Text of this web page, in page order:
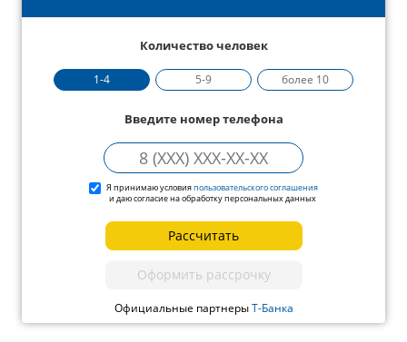
Количество человек
1-4 5-9 более 10
Введите номер телефона
Я принимаю условияпользовательского соглашения
и даю согласие на обработку персональных данных
Рассчитать
Оформить рассрочку
Официальные партнерыТ-Банка